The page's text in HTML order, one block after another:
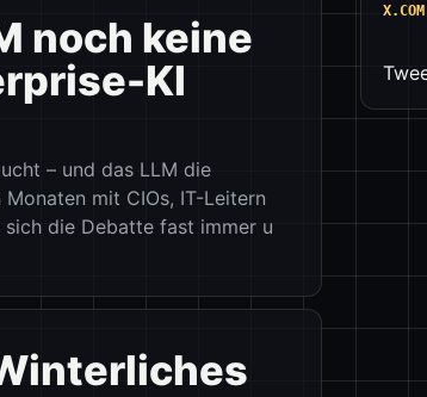
noch keine
KI
– und das LLM die
mit CIOs, IT-Leitern
die Debatte fast immer u
X.COM